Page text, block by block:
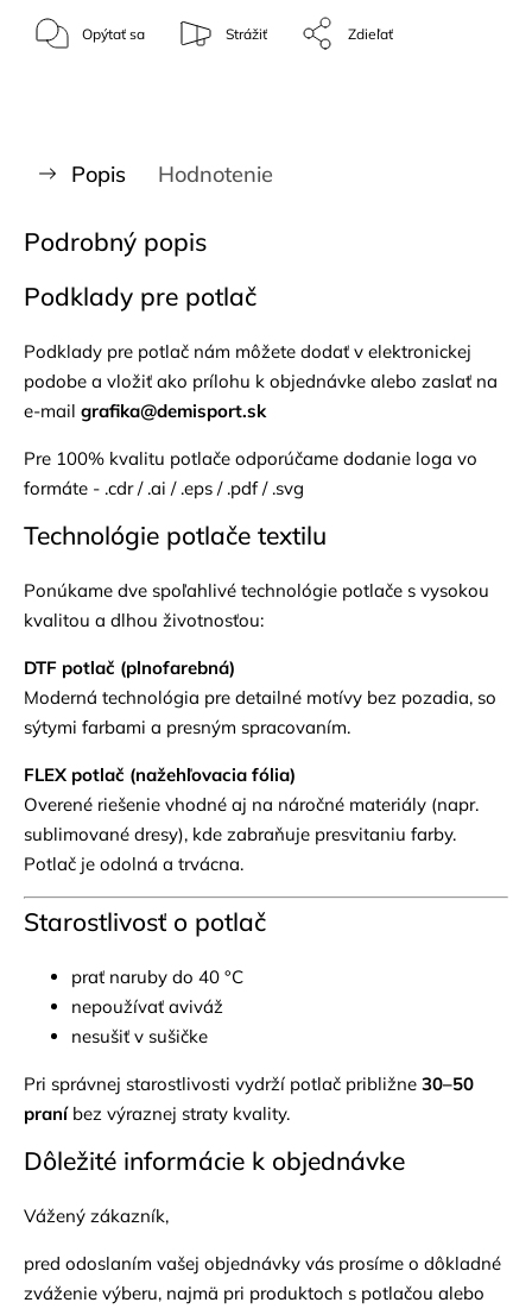
Opýtať sa Strážiť Zdieľať
Popis Hodnotenie
Podrobný popis
Podklady pre potlač
Podklady pre potlač nám môžete dodať v elektronickej
podobe a vložiť ako prílohu k objednávke alebo zaslať na
e-mail grafika@demisport.sk
Pre 100% kvalitu potlače odporúčame dodanie loga vo
formáte - .cdr / .ai / .eps / .pdf / .svg
Technológie potlače textilu
Ponúkame dve spoľahlivé technológie potlače s vysokou
kvalitou a dlhou životnosťou:
DTF potlač (plnofarebná)
Moderná technológia pre detailné motívy bez pozadia, so
sýtymi farbami a presným spracovaním.
FLEX potlač (nažehľovacia fólia)
Overené riešenie vhodné aj na náročné materiály (napr.
sublimované dresy), kde zabraňuje presvitaniu farby.
Potlač je odolná a trvácna.
Starostlivosť o potlač
prať naruby do 40 °C
nepoužívať aviváž
nesušiť v sušičke
Pri správnej starostlivosti vydrží potlač približne 30–50
praníbez výraznej straty kvality.
Dôležité informácie k objednávke
Vážený zákazník,
pred odoslaním vašej objednávky vás prosíme o dôkladné
zváženie výberu, najmä pri produktoch s potlačou alebo